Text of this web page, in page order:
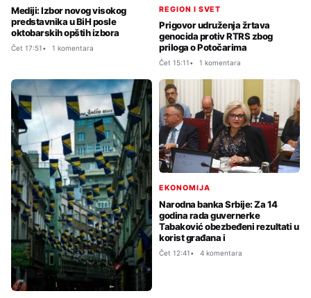
Mediji: Izbor novog visokog
predstavnika u BiH posle
oktobarskih opštih izbora
Čet 17:51 1 komentara
REGION I SVET
Prigovor udruženja žrtava
genocida protiv RTRS zbog
priloga o Potočarima
Čet 15:11 1 komentara
EKONOMIJA
Narodna banka Srbije: Za 14
godina rada guvernerke
Tabaković obezbeđeni rezultati u
korist građana i
Čet 12:41 4 komentara